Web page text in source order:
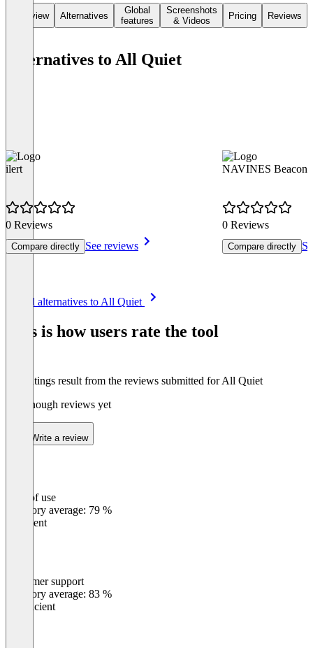
Overview Alternatives
Global
features
Screenshots
& Videos
Pricing Reviews
Alternatives to All Quiet
ilert
0 Reviews
Compare directly See reviews
NAVINES Beacon
0 Reviews
Compare directly
See all alternatives to All Quiet
This is how users rate the tool
The ratings result from the reviews submitted for All Quiet
Not enough reviews yet
Write a review
Ease of use
Category average: 79 %
Excellent
Customer support
Category average: 83 %
Insufficient